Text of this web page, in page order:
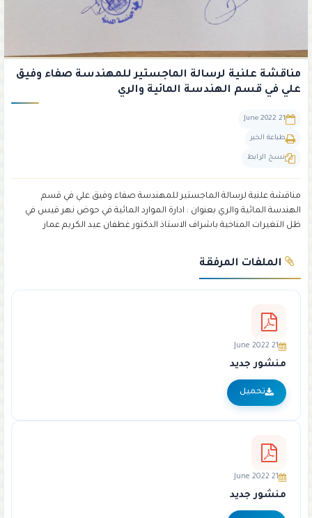
مناقشة علنية لرسالة الماجستير للمهندسة صفاء وفيق
علي في قسم الهندسة المائية والري
21 June 2022
طباعة الخبر
نسخ الرابط
مناقشة علنية لرسالة الماجستير للمهندسة صفاء وفيق علي في قسم
الهندسة المائية والري بعنوان : ادارة الموارد المائية في حوض نهر قيس في
ظل التغيرات المناخية باشراف الاستاذ الدكتور غطفان عيد الكريم عمار
الملفات المرفقة
21 June 2022
منشور جديد
تحميل
21 June 2022
منشور جديد